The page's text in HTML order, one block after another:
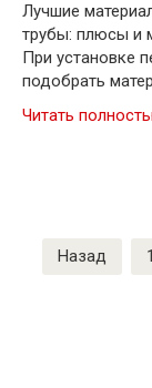
Лучшие
трубы: плюсы и
При установке
подобрать
Читать
Навигация
Назад 1